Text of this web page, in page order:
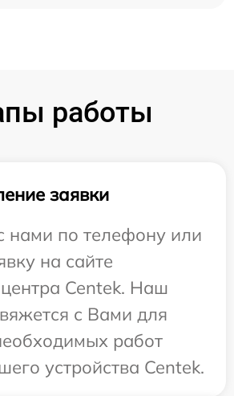
работы
заявки
нами по телефону или
на сайте
Centek. Наш
с Вами для
работ
устройства Centek.